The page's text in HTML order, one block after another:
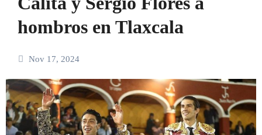
hombros en Tlaxcala
Nov 17, 2024